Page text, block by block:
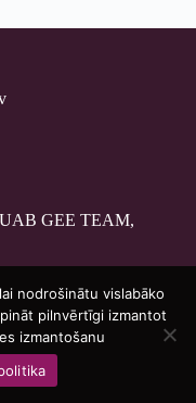
UAB GEE TEAM,
nodrošinātu vislabāko
pilnvērtīgi izmantot
izmantošanu